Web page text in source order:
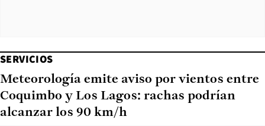
SERVICIOS
Meteorología emite aviso por vientos entre
Coquimbo y Los Lagos: rachas podrían
alcanzar los 90 km/h